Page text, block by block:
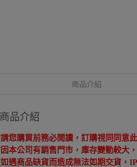
商品介紹
商品介紹
請您購買前務必閱讀，訂購視同同意此
因本公司有銷售門市，庫存變動較大
如遇商品缺貨而造成無法如期交貨，